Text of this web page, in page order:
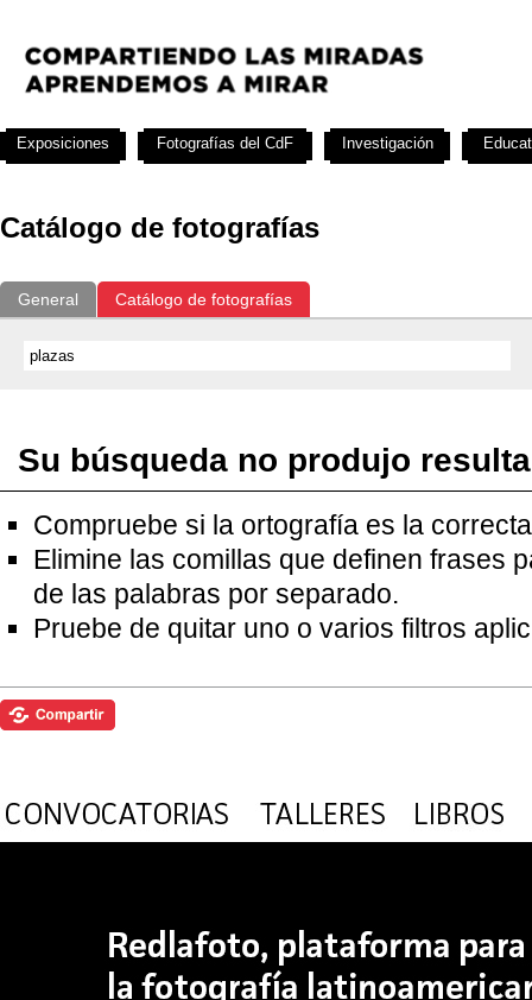
Catálogo de fotografías
General Catálogo de fotografías
Su búsqueda no produjo
Compruebe si la ortografía es la
Elimine las comillas que definen frases
de las palabras por separado.
Pruebe de quitar uno o varios filtros
Exposiciones Fotografías del CdF Investigación